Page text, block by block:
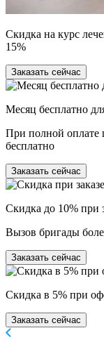
Скидка на курс
15%
Заказать сейчас
Месяц бесплатно
При полной оплате
бесплатно
Заказать сейчас
Скидка до 10% при
Вызов бригады
Заказать сейчас
Скидка в 5% при
Заказать сейчас